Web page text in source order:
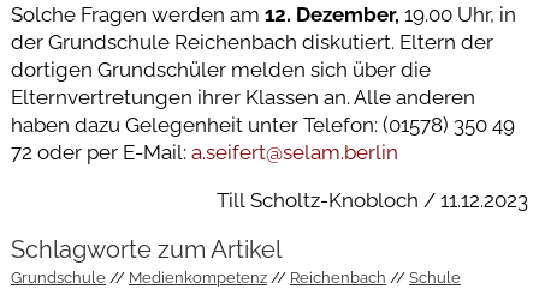
Solche Fragen werden am 12. Dezember, 19.00 Uhr, in
der Grundschule Reichenbach diskutiert. Eltern der
dortigen Grundschüler melden sich über die
Elternvertretungen ihrer Klassen an. Alle anderen
haben dazu Gelegenheit unter Telefon: (01578) 350 49
72 oder per E-Mail: a.seifert@selam.berlin
Till Scholtz-Knobloch / 11.12.2023
Schlagworte zum Artikel
Grundschule Medienkompetenz Reichenbach Schule